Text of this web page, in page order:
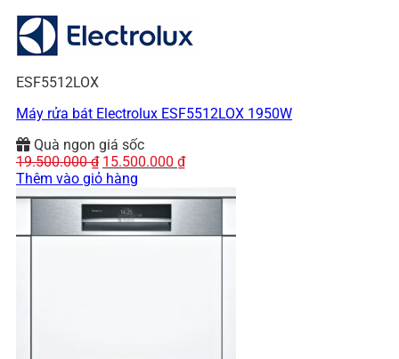
ESF5512LOX
Máy rửa bát Electrolux ESF5512LOX 1950W
Quà ngon giá sốc
19.500.000₫ Giá
gốc
là:
19.500.000 ₫.
15.500.000 ₫Giá
tại
Thêm vào giỏ hàng